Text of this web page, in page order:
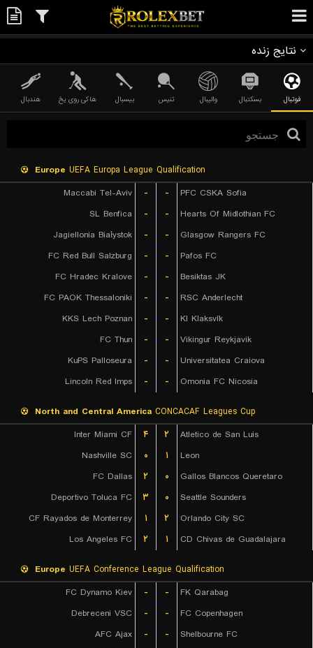
نتایج زنده
فوتبال بسکتبال والیبال تنیس بیسبال هاکی روی یخ هندبال
Europe UEFA Europa League Qualification
Maccabi Tel-Aviv
- -
PFC CSKA Sofia
SL Benfica
- -
Hearts Of Midlothian FC
Jagiellonia Białystok
- -
Glasgow Rangers FC
FC Red Bull Salzburg
- -
Pafos FC
FC Hradec Kralove
- -
Besiktas JK
FC PAOK Thessaloniki
- -
RSC Anderlecht
KKS Lech Poznan
- -
KI Klaksvík
FC Thun
- -
Vikingur Reykjavik
KuPS Palloseura
- -
Universitatea Craiova
Lincoln Red Imps
- - Omonia FC Nicosia
North and Central America CONCACAF Leagues Cup
Inter Miami CF
۴ ۲
Atletico de San Luis
Nashville SC
۰ ۱
Leon
FC Dallas
۲ ۰
Gallos Blancos Queretaro
Deportivo Toluca FC
۳ ۰
Seattle Sounders
CF Rayados de Monterrey
۱ ۲
Orlando City SC
Los Angeles FC
۲ ۱ CD Chivas de Guadalajara
Europe UEFA Conference League Qualification
FC Dynamo Kiev
- -
FK Qarabag
Debreceni VSC
- -
FC Copenhagen
AFC Ajax
- -
Shelbourne FC